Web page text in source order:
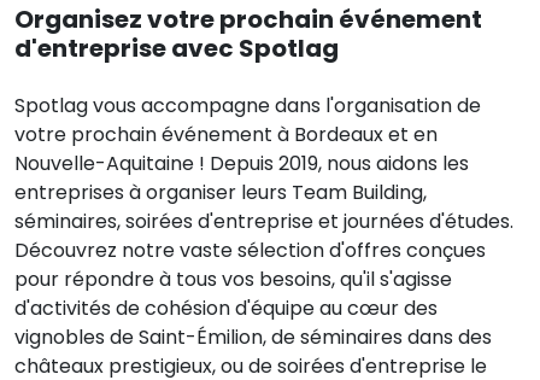
Organisez votre prochain événement
d'entreprise avec Spotlag
Spotlag vous accompagne dans l'organisation de
votre prochain événement à Bordeaux et en
Nouvelle-Aquitaine ! Depuis 2019, nous aidons les
entreprises à organiser leurs Team Building,
séminaires, soirées d'entreprise et journées d'études.
Découvrez notre vaste sélection d'offres conçues
pour répondre à tous vos besoins, qu'il s'agisse
d'activités de cohésion d'équipe au cœur des
vignobles de Saint-Émilion, de séminaires dans des
châteaux prestigieux, ou de soirées d'entreprise le